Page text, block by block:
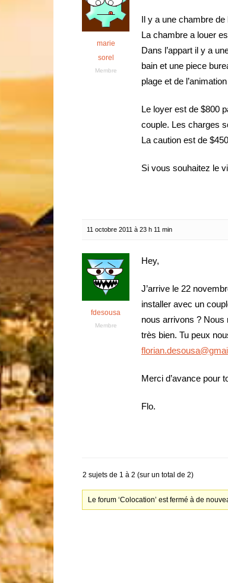
marie
sorel
Membre
Il y a une chambre de
La chambre a louer
Dans l’appart il y a
bain et une piece
plage et de
Le loyer est de $800
couple. Les charges
La caution est de
Si vous souhaitez le
11 octobre 2011 à 23 h 11 min
fdesousa
Membre
Hey,
J’arrive le 22
installer avec un
nous arrivons ?
très bien. Tu peux
Merci d’avance pour
Flo.
2 sujets de 1 à 2 (sur un total de 2)
Le forum ‘Colocation’ est fermé à de